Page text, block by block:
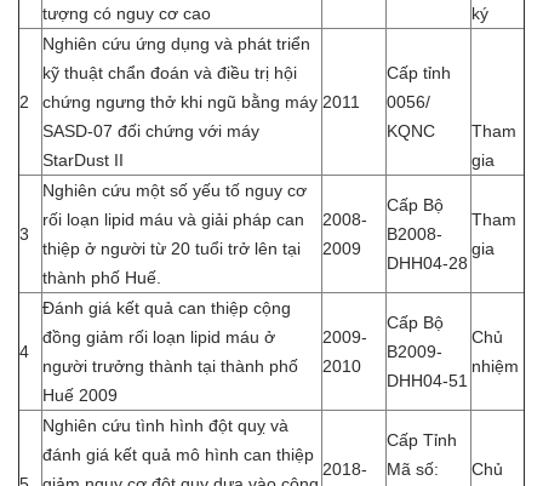
tượng có nguy cơ cao
ký
2
Nghiên cứu ứng dụng và phát triển
kỹ thuật chẩn đoán và điều trị hội
chứng ngưng thở khi ngũ bằng máy
SASD-07 đối chứng với máy
StarDust II
2011
Cấp tỉnh
0056/
KQNC
Tham
gia
3
Nghiên cứu một số yếu tố nguy cơ
rối loạn lipid máu và giải pháp can
thiệp ở người từ 20 tuổi trở lên tại
thành phố Huế.
2008-
2009
Cấp Bộ
B2008-
DHH04-28
Tham
gia
4
Đánh giá kết quả can thiệp cộng
đồng giảm rối loạn lipid máu ở
người trưởng thành tại thành phố
Huế 2009
2009-
2010
Cấp Bộ
B2009-
DHH04-51
Chủ
nhiệm
Nghiên cứu tình hình đột quỵ và
đánh giá kết quả mô hình can thiệp
2018-
Cấp Tỉnh
Mã số:
Chủ